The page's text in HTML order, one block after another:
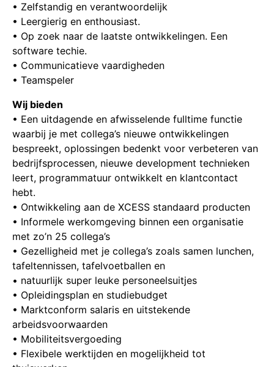
• Zelfstandig en verantwoordelijk
• Leergierig en enthousiast.
• Op zoek naar de laatste ontwikkelingen. Een
software techie.
• Communicatieve vaardigheden
• Teamspeler
Wij bieden
• Een uitdagende en afwisselende fulltime functie
waarbij je met collega’s nieuwe ontwikkelingen
bespreekt, oplossingen bedenkt voor verbeteren van
bedrijfsprocessen, nieuwe development technieken
leert, programmatuur ontwikkelt en klantcontact
hebt.
• Ontwikkeling aan de XCESS standaard producten
• Informele werkomgeving binnen een organisatie
met zo’n 25 collega’s
• Gezelligheid met je collega’s zoals samen lunchen,
tafeltennissen, tafelvoetballen en
• natuurlijk super leuke personeelsuitjes
• Opleidingsplan en studiebudget
• Marktconform salaris en uitstekende
arbeidsvoorwaarden
• Mobiliteitsvergoeding
• Flexibele werktijden en mogelijkheid tot